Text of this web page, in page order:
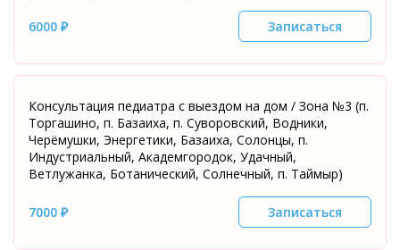
6000 ₽ Записаться
Консультация педиатра с выездом на дом / Зона №3 (п.
Торгашино, п. Базаиха, п. Суворовский, Водники,
Черёмушки, Энергетики, Базаиха, Солонцы, п.
Индустриальный, Академгородок, Удачный,
Ветлужанка, Ботанический, Солнечный, п. Таймыр)
7000 ₽ Записаться